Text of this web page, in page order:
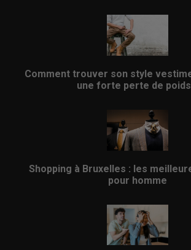
Comment trouver son style
une forte perte de
Shopping à Bruxelles : les
pour homme